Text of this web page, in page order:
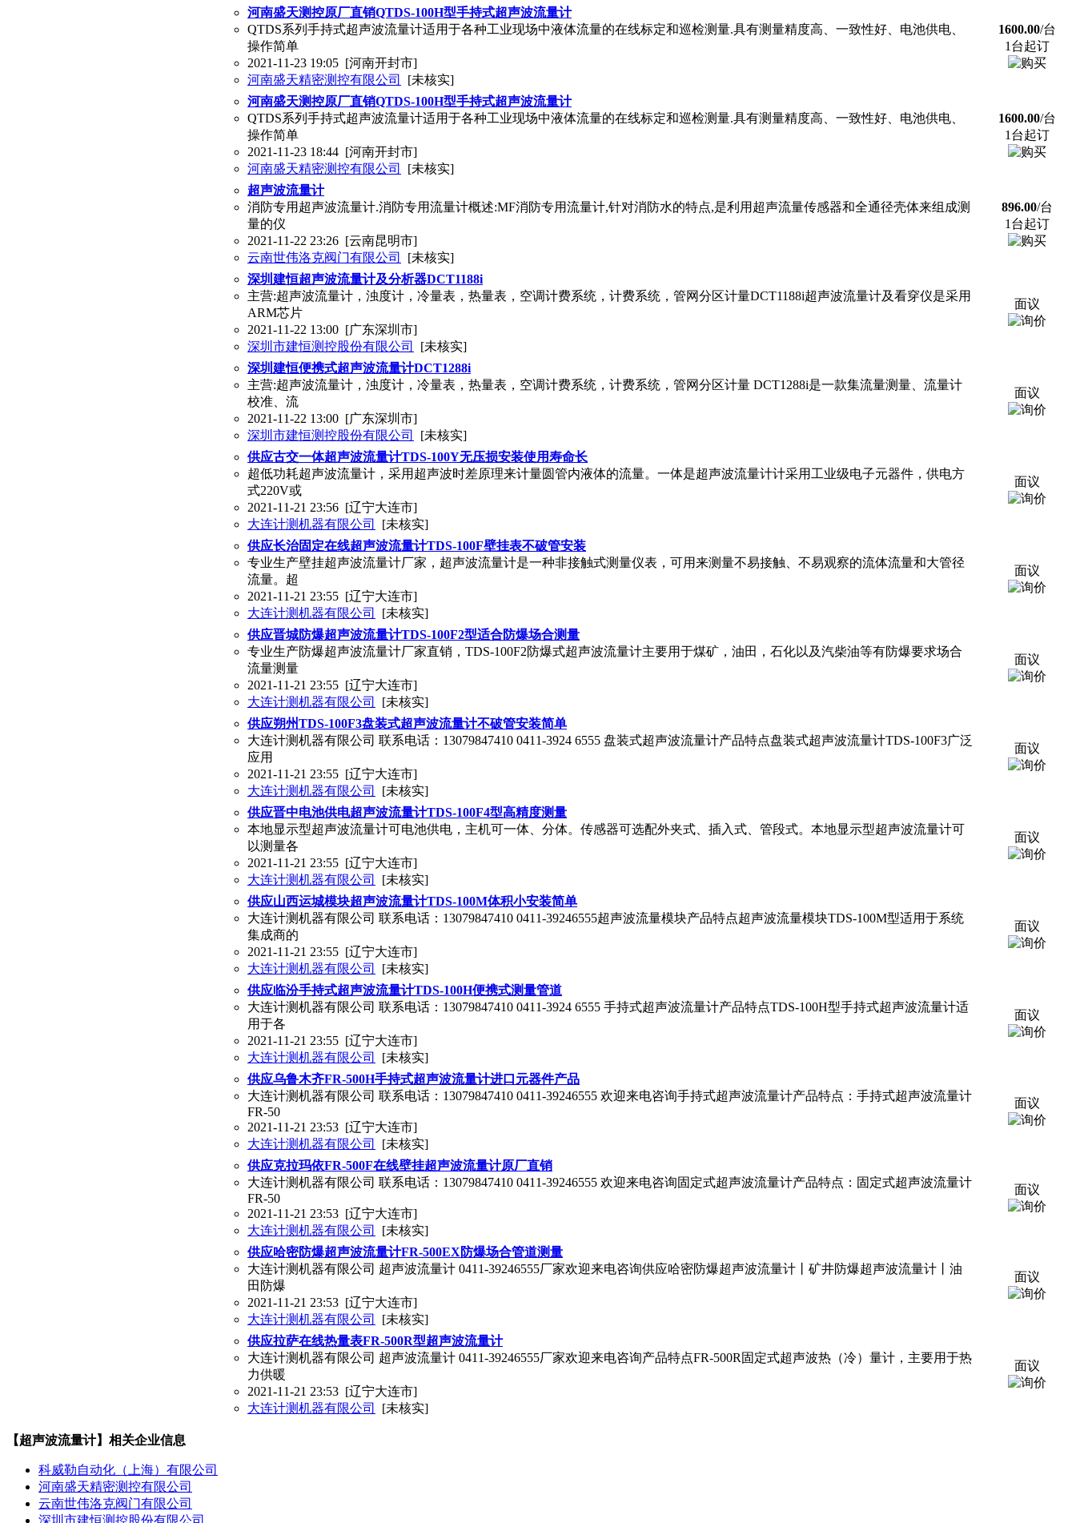
河南盛天测控原厂直销QTDS-100H型手持式超声波流量计
QTDS系列手持式超声波流量计适用于各种工业现场中液体流量的在线标定和巡检测量.具有测量精度高、一致性好、电池供电、
操作简单
2021-11-23 19:05 [河南开封市]
河南盛天精密测控有限公司
[未核实]
1600.00/台
1台起订
河南盛天测控原厂直销QTDS-100H型手持式超声波流量计
QTDS系列手持式超声波流量计适用于各种工业现场中液体流量的在线标定和巡检测量.具有测量精度高、一致性好、电池供电、
操作简单
2021-11-23 18:44 [河南开封市]
河南盛天精密测控有限公司
[未核实]
1600.00/台
1台起订
超声波流量计
消防专用超声波流量计.消防专用流量计概述:MF消防专用流量计,针对消防水的特点,是利用超声流量传感器和全通径壳体来组成测
量的仪
2021-11-22 23:26 [云南昆明市]
云南世伟洛克阀门有限公司
[未核实]
896.00/台
1台起订
深圳建恒超声波流量计及分析器DCT1188i
主营:超声波流量计，浊度计，冷量表，热量表，空调计费系统，计费系统，管网分区计量DCT1188i超声波流量计及看穿仪是采用
ARM芯片
2021-11-22 13:00 [广东深圳市]
深圳市建恒测控股份有限公司
[未核实]
面议
深圳建恒便携式超声波流量计DCT1288i
主营:超声波流量计，浊度计，冷量表，热量表，空调计费系统，计费系统，管网分区计量 DCT1288i是一款集流量测量、流量计
校准、流
2021-11-22 13:00 [广东深圳市]
深圳市建恒测控股份有限公司
[未核实]
面议
供应古交一体超声波流量计TDS-100Y无压损安装使用寿命长
超低功耗超声波流量计，采用超声波时差原理来计量圆管内液体的流量。一体是超声波流量计计采用工业级电子元器件，供电方
式220V或
2021-11-21 23:56 [辽宁大连市]
大连计测机器有限公司
[未核实]
面议
供应长治固定在线超声波流量计TDS-100F壁挂表不破管安装
专业生产壁挂超声波流量计厂家，超声波流量计是一种非接触式测量仪表，可用来测量不易接触、不易观察的流体流量和大管径
流量。超
2021-11-21 23:55 [辽宁大连市]
大连计测机器有限公司
[未核实]
面议
供应晋城防爆超声波流量计TDS-100F2型适合防爆场合测量
专业生产防爆超声波流量计厂家直销，TDS-100F2防爆式超声波流量计主要用于煤矿，油田，石化以及汽柴油等有防爆要求场合
流量测量
2021-11-21 23:55 [辽宁大连市]
大连计测机器有限公司
[未核实]
面议
供应朔州TDS-100F3盘装式超声波流量计不破管安装简单
大连计测机器有限公司 联系电话：13079847410 0411-3924 6555 盘装式超声波流量计产品特点盘装式超声波流量计TDS-100F3广泛
应用
2021-11-21 23:55 [辽宁大连市]
大连计测机器有限公司
[未核实]
面议
供应晋中电池供电超声波流量计TDS-100F4型高精度测量
本地显示型超声波流量计可电池供电，主机可一体、分体。传感器可选配外夹式、插入式、管段式。本地显示型超声波流量计可
以测量各
2021-11-21 23:55 [辽宁大连市]
大连计测机器有限公司
[未核实]
面议
供应山西运城模块超声波流量计TDS-100M体积小安装简单
大连计测机器有限公司 联系电话：13079847410 0411-39246555超声波流量模块产品特点超声波流量模块TDS-100M型适用于系统
集成商的
2021-11-21 23:55 [辽宁大连市]
大连计测机器有限公司
[未核实]
面议
供应临汾手持式超声波流量计TDS-100H便携式测量管道
大连计测机器有限公司 联系电话：13079847410 0411-3924 6555 手持式超声波流量计产品特点TDS-100H型手持式超声波流量计适
用于各
2021-11-21 23:55 [辽宁大连市]
大连计测机器有限公司
[未核实]
面议
供应乌鲁木齐FR-500H手持式超声波流量计进口元器件产品
大连计测机器有限公司 联系电话：13079847410 0411-39246555 欢迎来电咨询手持式超声波流量计产品特点：手持式超声波流量计
FR-50
2021-11-21 23:53 [辽宁大连市]
大连计测机器有限公司
[未核实]
面议
供应克拉玛依FR-500F在线壁挂超声波流量计原厂直销
大连计测机器有限公司 联系电话：13079847410 0411-39246555 欢迎来电咨询固定式超声波流量计产品特点：固定式超声波流量计
FR-50
2021-11-21 23:53 [辽宁大连市]
大连计测机器有限公司
[未核实]
面议
供应哈密防爆超声波流量计FR-500EX防爆场合管道测量
大连计测机器有限公司 超声波流量计 0411-39246555厂家欢迎来电咨询供应哈密防爆超声波流量计丨矿井防爆超声波流量计丨油
田防爆
2021-11-21 23:53 [辽宁大连市]
大连计测机器有限公司
[未核实]
面议
供应拉萨在线热量表FR-500R型超声波流量计
大连计测机器有限公司 超声波流量计 0411-39246555厂家欢迎来电咨询产品特点FR-500R固定式超声波热（冷）量计，主要用于热
力供暖
2021-11-21 23:53 [辽宁大连市]
大连计测机器有限公司
[未核实]
面议
【超声波流量计】相关企业信息
科威勒自动化（上海）有限公司
河南盛天精密测控有限公司
云南世伟洛克阀门有限公司
深圳市建恒测控股份有限公司